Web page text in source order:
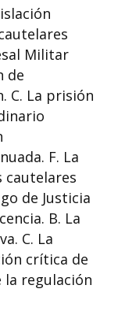
Militar
de
C. La prisión
F. La
cautelares
de Justicia
B. La
C. La
crítica de
la regulación